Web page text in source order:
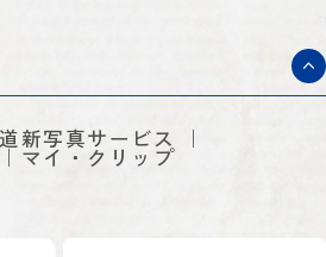
道新写真サービス
マイ・クリップ